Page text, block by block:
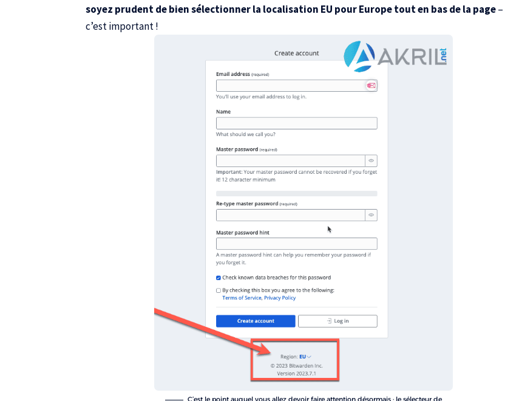
soyez prudent de bien sélectionner la localisation EU pour Europe tout en bas de la page–
c’est important !
C’est le point auquel vous allez devoir faire attention désormais : le sélecteur de